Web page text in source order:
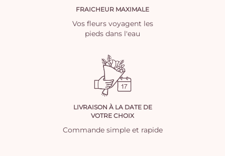
FRAICHEUR MAXIMALE
Vos fleurs voyagent les
pieds dans l'eau
LIVRAISON À LA DATE DE
VOTRE CHOIX
Commande simple et rapide